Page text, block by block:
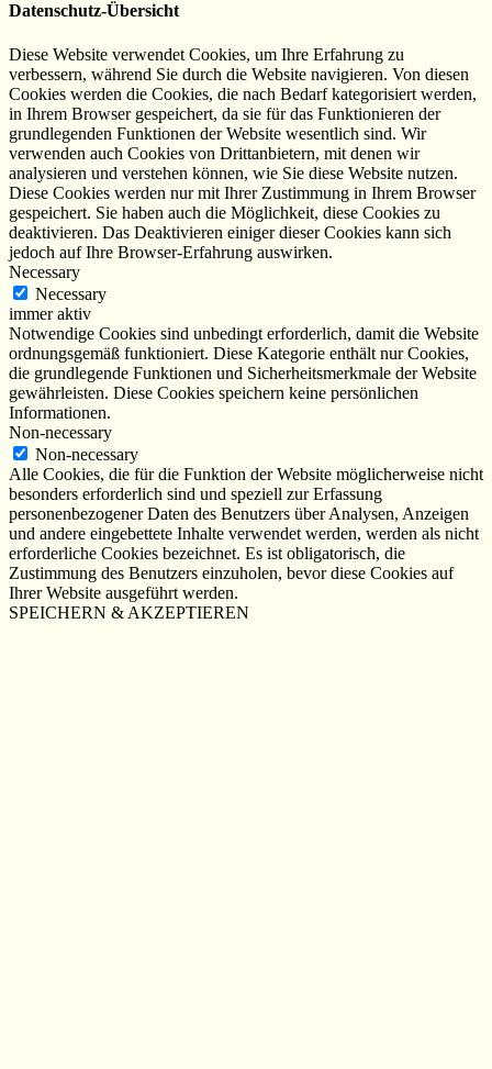
Datenschutz-Übersicht
Diese Website verwendet Cookies, um Ihre Erfahrung zu
verbessern, während Sie durch die Website navigieren. Von diesen
Cookies werden die Cookies, die nach Bedarf kategorisiert werden,
in Ihrem Browser gespeichert, da sie für das Funktionieren der
grundlegenden Funktionen der Website wesentlich sind. Wir
verwenden auch Cookies von Drittanbietern, mit denen wir
analysieren und verstehen können, wie Sie diese Website nutzen.
Diese Cookies werden nur mit Ihrer Zustimmung in Ihrem Browser
gespeichert. Sie haben auch die Möglichkeit, diese Cookies zu
deaktivieren. Das Deaktivieren einiger dieser Cookies kann sich
jedoch auf Ihre Browser-Erfahrung auswirken.
Necessary
Necessary
immer aktiv
Notwendige Cookies sind unbedingt erforderlich, damit die Website
ordnungsgemäß funktioniert. Diese Kategorie enthält nur Cookies,
die grundlegende Funktionen und Sicherheitsmerkmale der Website
gewährleisten. Diese Cookies speichern keine persönlichen
Informationen.
Non-necessary
Non-necessary
Alle Cookies, die für die Funktion der Website möglicherweise nicht
besonders erforderlich sind und speziell zur Erfassung
personenbezogener Daten des Benutzers über Analysen, Anzeigen
und andere eingebettete Inhalte verwendet werden, werden als nicht
erforderliche Cookies bezeichnet. Es ist obligatorisch, die
Zustimmung des Benutzers einzuholen, bevor diese Cookies auf
Ihrer Website ausgeführt werden.
SPEICHERN & AKZEPTIEREN